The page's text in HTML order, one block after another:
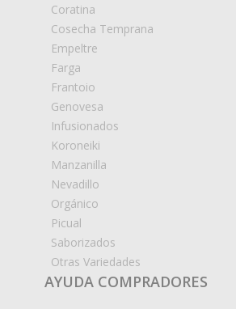
Coratina
Cosecha Temprana
Empeltre
Farga
Frantoio
Genovesa
Infusionados
Koroneiki
Manzanilla
Nevadillo
Orgánico
Picual
Saborizados
Otras Variedades
AYUDA COMPRADORES